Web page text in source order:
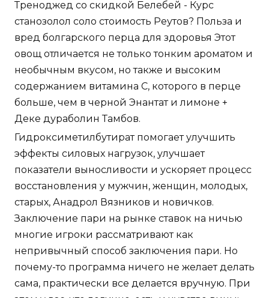
Треноджед со скидкой Белебей - Курс
станозолол соло стоимость Реутов? Польза и
вред болгарского перца для здоровья Этот
овощ отличается не только тонким ароматом и
необычным вкусом, но также и высоким
содержанием витамина С, которого в перце
больше, чем в черной Энантат и лимоне +
Деке дураболин Тамбов.
Гидроксиметилбутират помогает улучшить
эффекты силовых нагрузок, улучшает
показатели выносливости и ускоряет процесс
восстановления у мужчин, женщин, молодых,
старых, Анадрол Вязников и новичков.
Заключение пари на рынке ставок на ничью
многие игроки рассматривают как
непривычный способ заключения пари. Но
почему-то программа ничего не желает делать
сама, практически все делается вручную. При